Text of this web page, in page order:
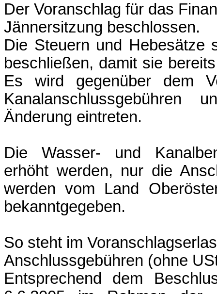
Der Voranschlag für das
Jännersitzung beschlossen.
Die Steuern und Hebesätze
beschließen, damit sie
Es wird gegenüber dem
Änderung eintreten.
Die Wasser- und
erhöht werden, nur die
werden vom Land
bekanntgegeben.
So steht im
Anschlussgebühren (ohne
Entsprechend dem